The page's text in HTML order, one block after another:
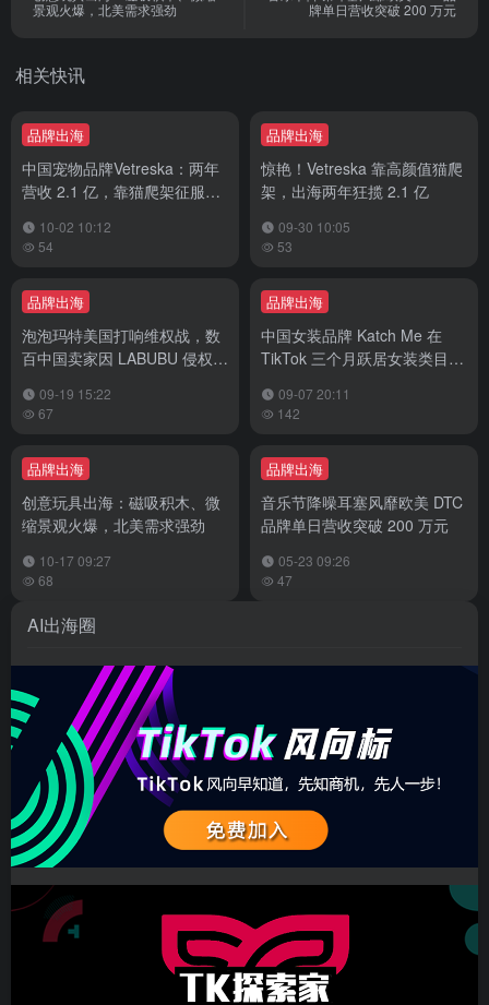
景观火爆，北美需求强劲
牌单日营收突破 200 万元
相关快讯
品牌出海
中国宠物品牌Vetreska：两年
营收 2.1 亿，靠猫爬架征服欧
10-02 10:12
54
品牌出海
惊艳！Vetreska 靠高颜值猫爬
架，出海两年狂揽 2.1 亿
09-30 10:05
53
品牌出海
泡泡玛特美国打响维权战，数
百中国卖家因 LABUBU 侵权恐
09-19 15:22
67
品牌出海
中国女装品牌 Katch Me 在
TikTok 三个月跃居女装类目
09-07 20:11
142
品牌出海
创意玩具出海：磁吸积木、微
缩景观火爆，北美需求强劲
10-17 09:27
68
品牌出海
音乐节降噪耳塞风靡欧美 DTC
品牌单日营收突破 200 万元
05-23 09:26
47
AI出海圈